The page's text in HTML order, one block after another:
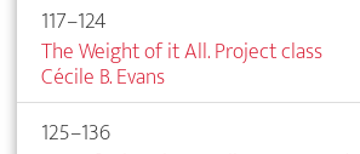
117–124
The Weight of it All. Project class
Cécile B. Evans
125–136